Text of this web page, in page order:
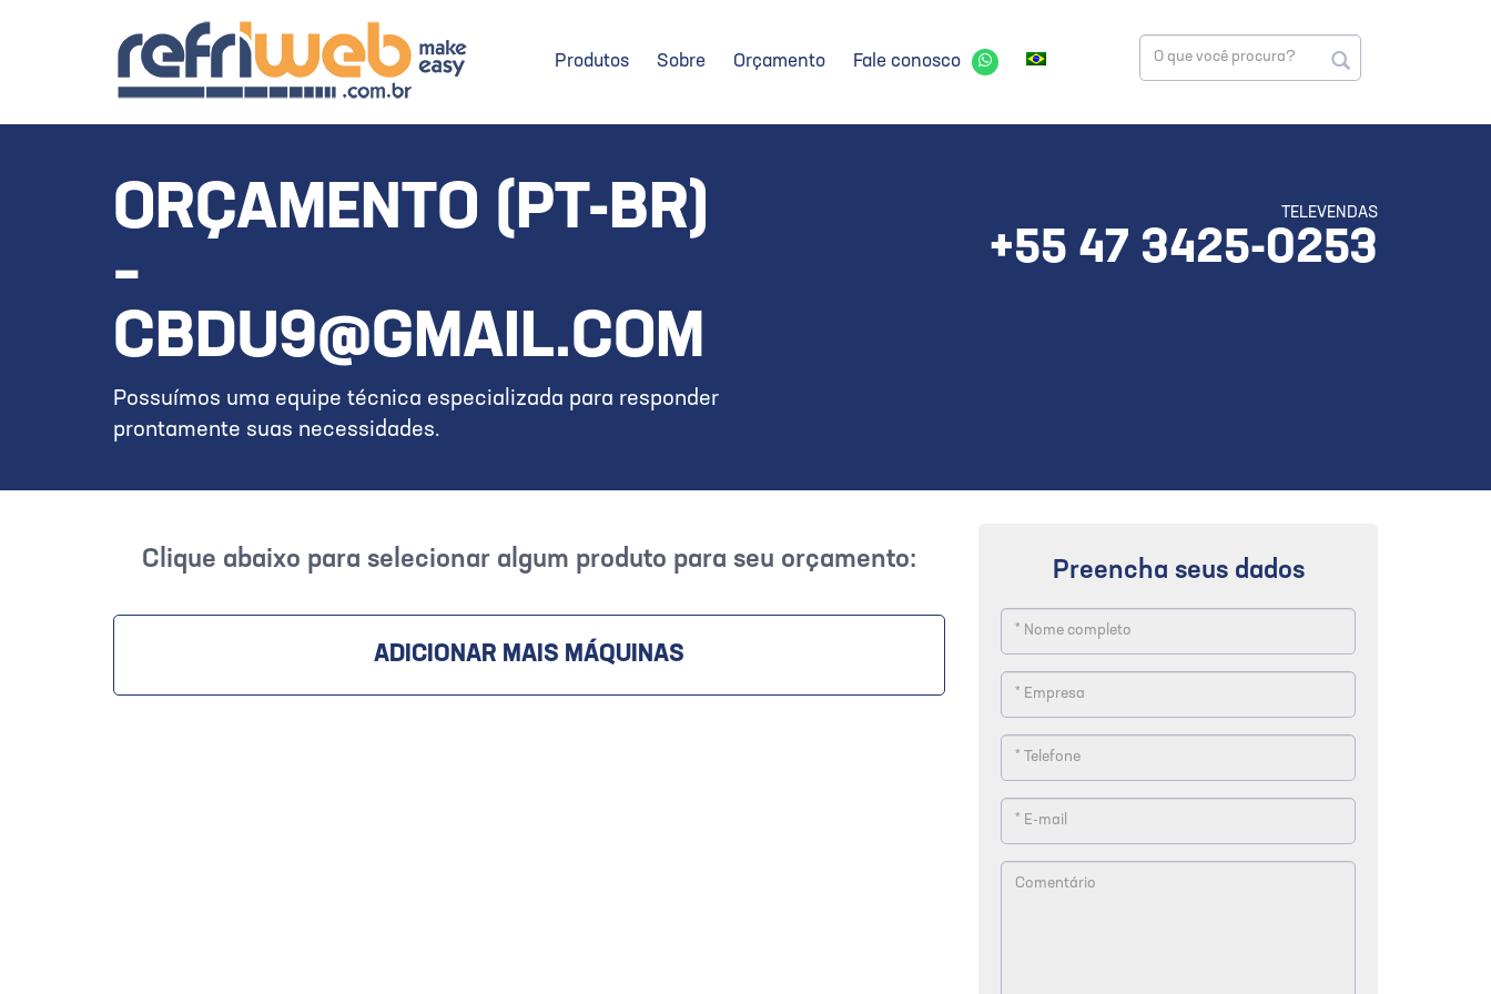
Produtos Sobre Orçamento Fale conosco
ORÇAMENTO (PT-BR)
–
CBDU9@GMAIL.COM
Possuímos uma equipe técnica especializada para responder
prontamente suas necessidades.
TELEVENDAS
+55 47 3425-0253
Clique abaixo para selecionar algum produto para seu orçamento:
ADICIONAR MAIS MÁQUINAS
Preencha seus dados